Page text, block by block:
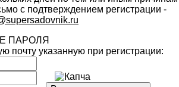
с подтверждением регистрации -
ПАРОЛЯ
почту указанную при регистрации: